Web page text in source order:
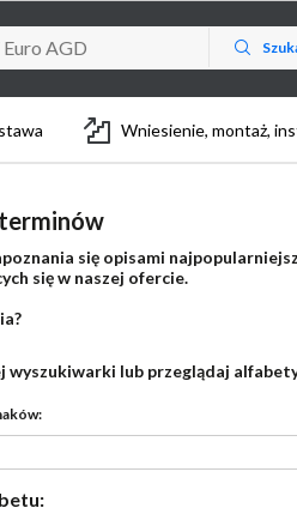
Wniesienie, montaż,
się opisami
się w naszej ofercie.
wyszukiwarki lub przeglądaj